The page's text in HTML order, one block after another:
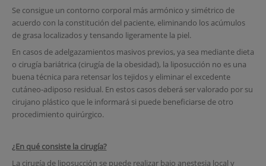
Se consigue un contorno corporal más armónico y simétrico de
acuerdo con la constitución del paciente, eliminando los acúmulos
de grasa localizados y tensando ligeramente la piel.
En casos de adelgazamientos masivos previos, ya sea mediante dieta
o cirugía bariátrica (cirugía de la obesidad), la liposucción no es una
buena técnica para retensar los tejidos y eliminar el excedente
cutáneo-adiposo residual. En estos casos deberá ser valorado por su
cirujano plástico que le informará si puede beneficiarse de otro
procedimiento quirúrgico.
¿En qué consiste la cirugía?
La cirugía de liposucción se puede realizar bajo anestesia local y